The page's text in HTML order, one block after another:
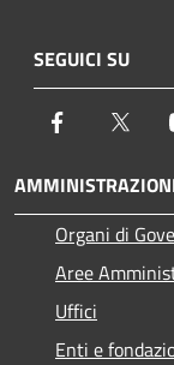
SEGUICI SU
Facebook
Organi di
Aree
Uffici
Enti e